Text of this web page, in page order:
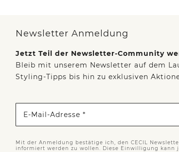
Newsletter Anmeldung
Jetzt Teil der Newsletter-Community
Bleib mit unserem Newsletter auf dem
Styling-Tipps bis hin zu exklusiven
E-Mail-Adresse *
Mit der Anmeldung bestätige ich, den CECIL
informiert werden zu wollen. Diese Einwilligung kann